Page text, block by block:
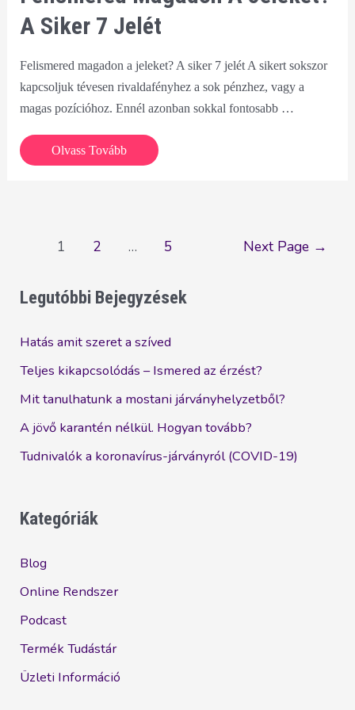
A Siker 7 Jelét
Felismered magadon a jeleket? A siker 7 jelét A sikert sokszor
kapcsoljuk tévesen rivaldafényhez a sok pénzhez, vagy a
magas pozícióhoz. Ennél azonban sokkal fontosabb …
Felismered
magadon
siker
jelét
Olvass Tovább
Bejegyzés1 2 … 5 Next Page →
Legutóbbi Bejegyzések
Hatás amit szeret a szíved
Teljes kikapcsolódás – Ismered az érzést?
Mit tanulhatunk a mostani járványhelyzetből?
A jövő karantén nélkül. Hogyan tovább?
Tudnivalók a koronavírus-járványról (COVID-19)
Kategóriák
Blog
Online Rendszer
Podcast
Termék Tudástár
Üzleti Információ